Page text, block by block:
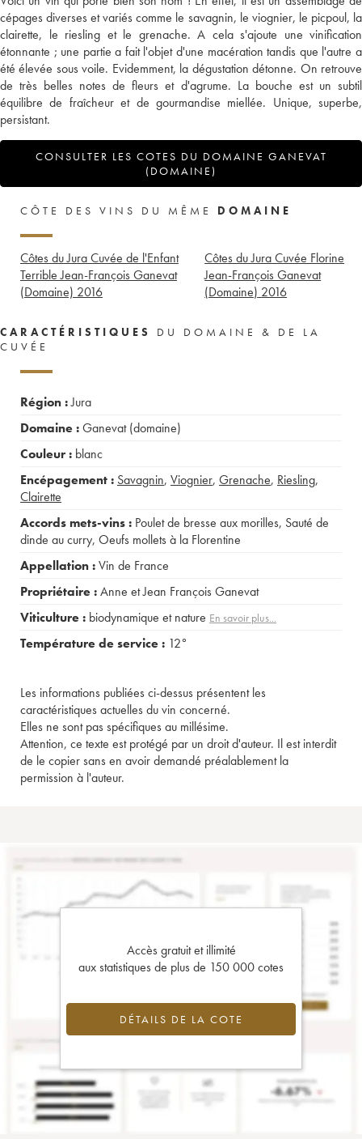
cépages diverses et variés comme le savagnin, le viognier, le picpoul, la
clairette, le riesling et le grenache. A cela s'ajoute une vinification
étonnante ; une partie a fait l'objet d'une macération tandis que l'autre a
été élevée sous voile. Evidemment, la dégustation détonne. On retrouve
de très belles notes de fleurs et d'agrume. La bouche est un subtil
équilibre de fraîcheur et de gourmandise miellée. Unique, superbe,
persistant.
CONSULTER LES COTES DU DOMAINE GANEVAT
(DOMAINE)
CÔTE DES VINS DU MÊME DOMAINE
Côtes du Jura Cuvée de l'Enfant
Terrible Jean-François Ganevat
(Domaine) 2016
Côtes du Jura Cuvée Florine
Jean-François Ganevat
(Domaine) 2016
CARACTÉRISTIQUES
DU DOMAINE & DE LA
CUVÉE
Région :Jura
Domaine :Ganevat (domaine)
Couleur : blanc
Encépagement : Savagnin, Viognier, Grenache, Riesling,
Clairette
Accords mets-vins : Poulet de bresse aux morilles, Sauté de
dinde au curry, Oeufs mollets à la Florentine
Appellation :Vin de France
Propriétaire :Anne et Jean François Ganevat
Viticulture : biodynamique et nature En savoir plus...
Température de service : 12°
Les informations publiées ci-dessus présentent les
caractéristiques actuelles du vin concerné.
Elles ne sont pas spécifiques au millésime.
Attention, ce texte est protégé par un droit d'auteur. Il est interdit
de le copier sans en avoir demandé préalablement la
permission à l'auteur.
Accès gratuit et illimité
aux statistiques de plus de 150 000 cotes
DÉTAILS DE LA COTE